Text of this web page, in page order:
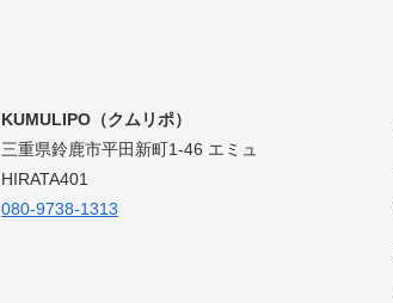
KUMULIPO（クムリポ）
三重県鈴鹿市平田新町1-46 エミュ
HIRATA401
080-9738-1313